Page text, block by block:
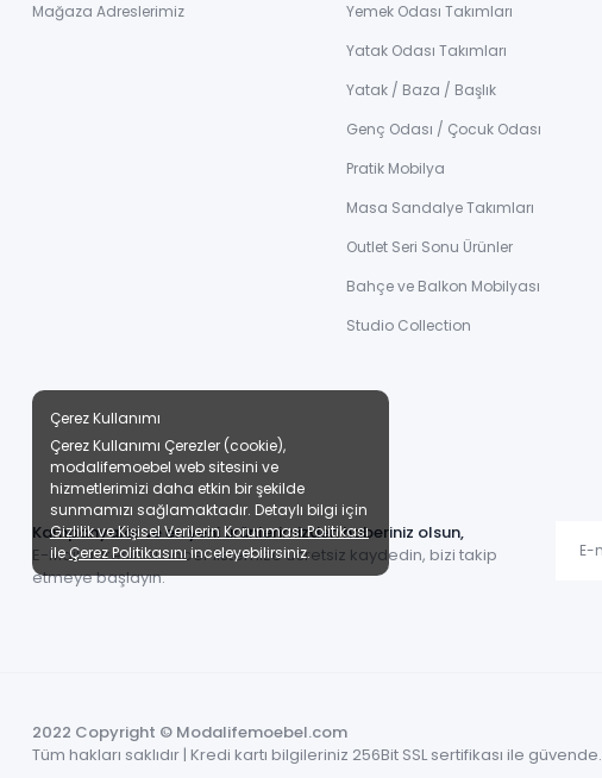
Mağaza Adreslerimiz
Yemek Odası Takımları
Yatak Odası Takımları
Yatak / Baza / Başlık
Genç Odası / Çocuk Odası
Pratik Mobilya
Masa Sandalye Takımları
Outlet Seri Sonu Ürünler
Bahçe ve Balkon Mobilyası
Studio Collection
Kampanyalar ve en yeni ürünlerimizden haberiniz olsun,
E-Mail adresinizi haber listemize ücretsiz kaydedin, bizi takip
etmeye başlayın.
2022 Copyright © Modalifemoebel.com
Tüm hakları saklıdır | Kredi kartı bilgileriniz 256Bit SSL sertifikası ile güvende.
Çerez Kullanımı
Çerez Kullanımı Çerezler (cookie),
modalifemoebel web sitesini ve
hizmetlerimizi daha etkin bir şekilde
sunmamızı sağlamaktadır. Detaylı bilgi için
Gizlilik ve Kişisel Verilerin Korunması Politikası
ileÇerez Politikasınıinceleyebilirsiniz.